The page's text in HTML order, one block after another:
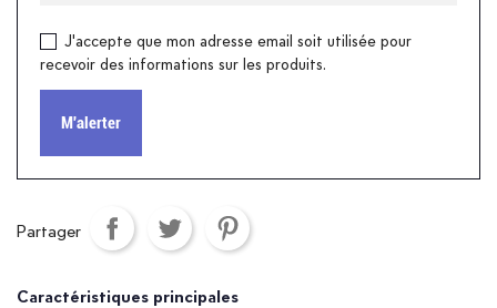
J'accepte que mon adresse email soit utilisée pour
recevoir des informations sur les produits.
M'alerter
Partager
Caractéristiques principales